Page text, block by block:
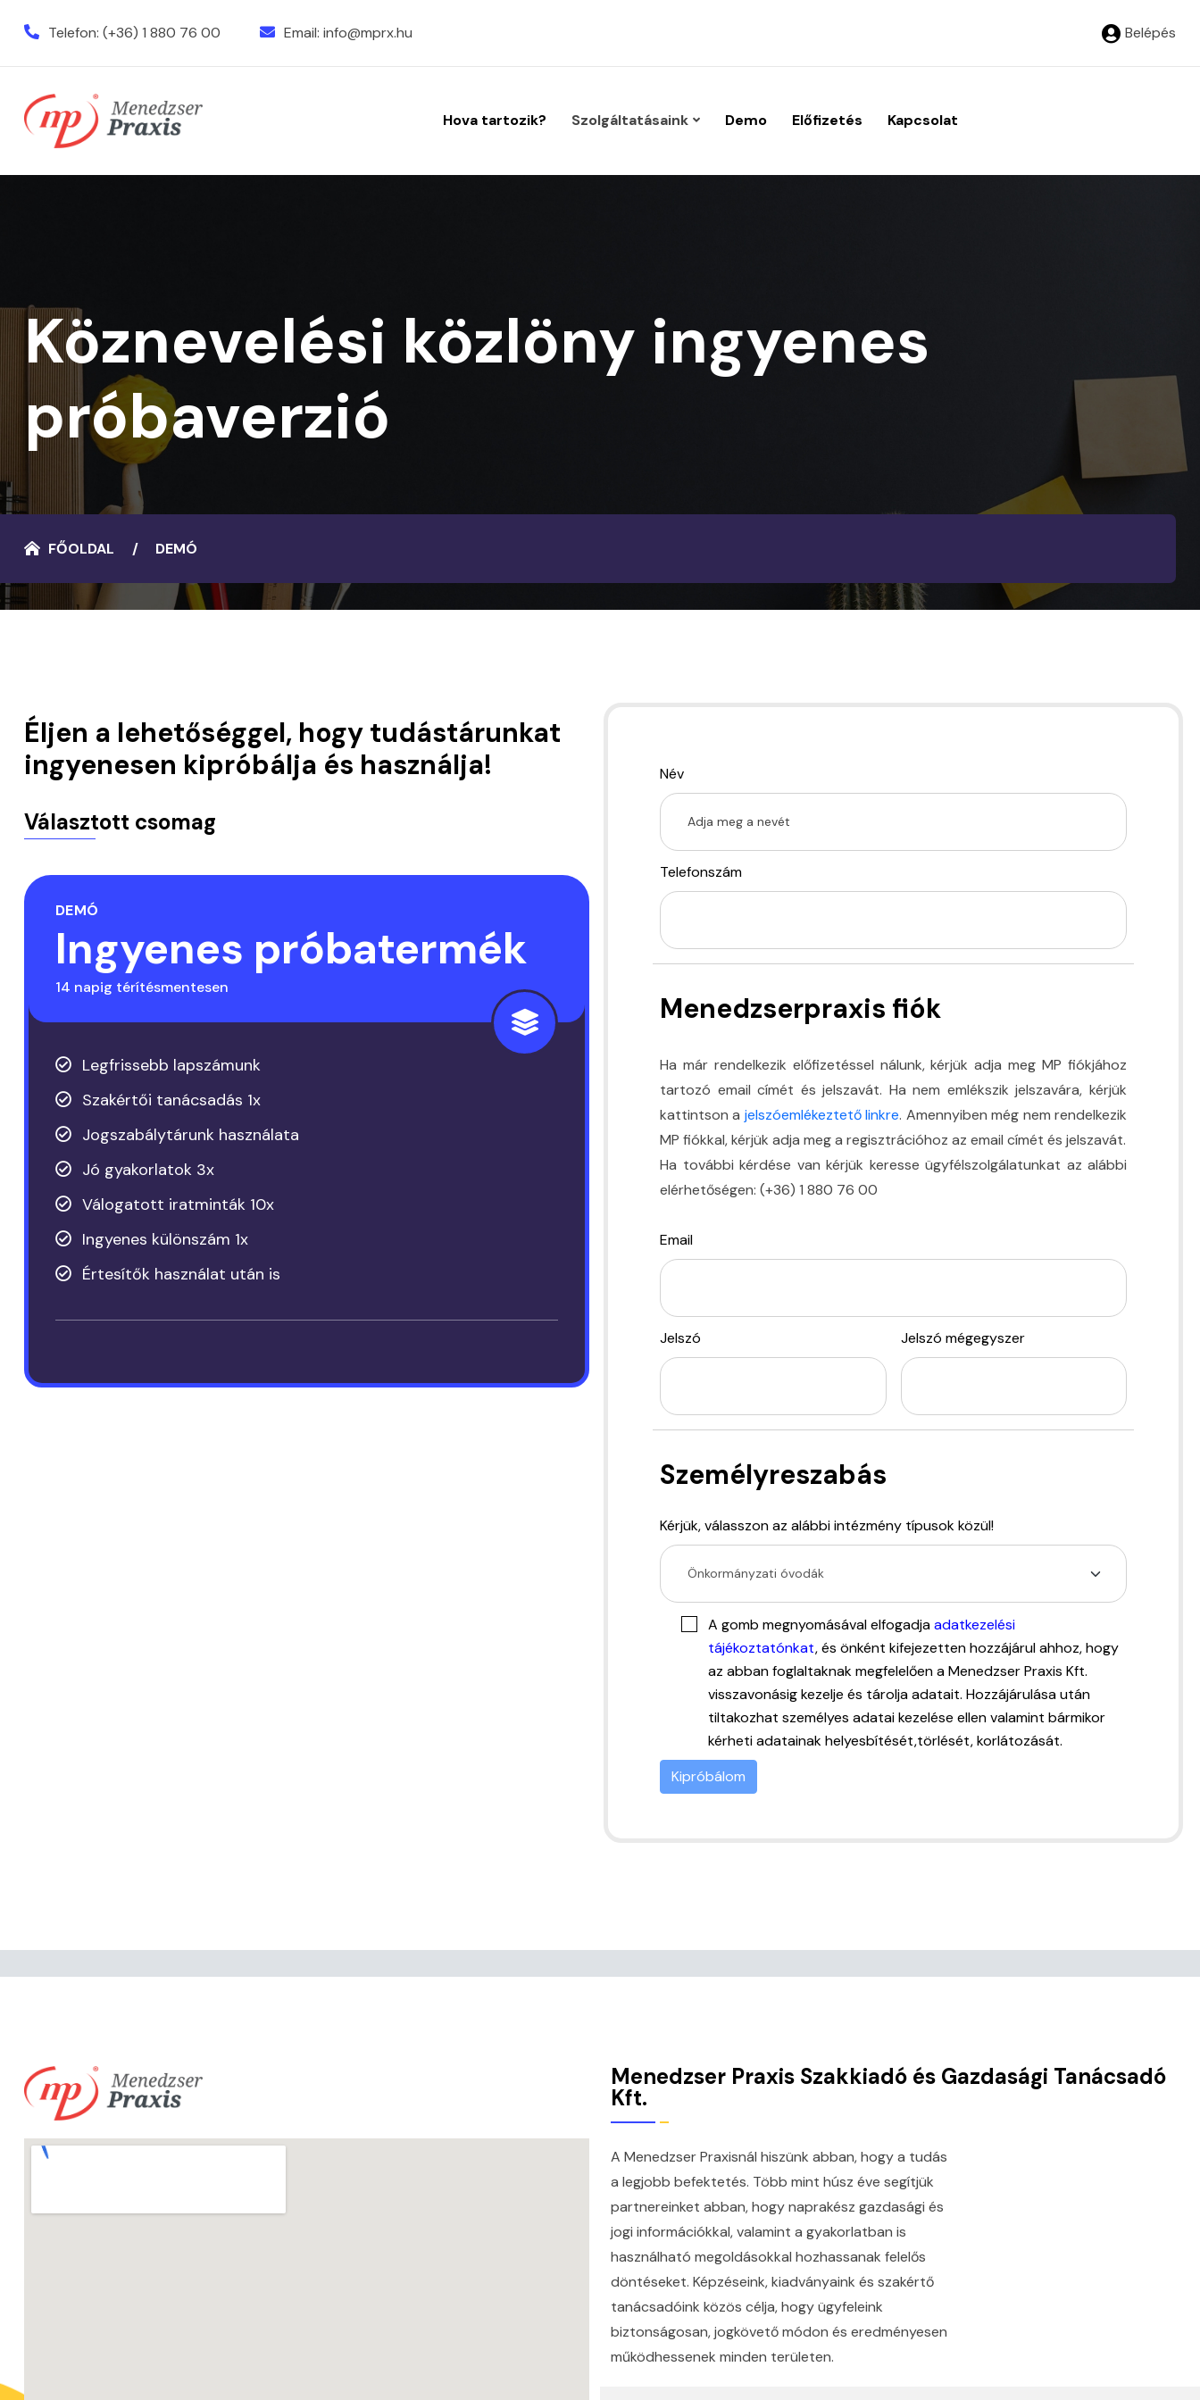
Telefon: (+36) 1 880 76 00 Email: info@mprx.hu Belépés
Hova tartozik? Szolgáltatásaink Demo Előfizetés Kapcsolat
Köznevelési közlöny ingyenes
próbaverzió
FŐOLDAL DEMÓ
Éljen a lehetőséggel, hogy tudástárunkat
ingyenesen kipróbálja és használja!
Választott csomag
DEMÓ
Ingyenes próbatermék
14 napig térítésmentesen
Legfrissebb lapszámunk
Szakértői tanácsadás 1x
Jogszabálytárunk használata
Jó gyakorlatok 3x
Válogatott iratminták 10x
Ingyenes különszám 1x
Értesítők használat után is
Név
Telefonszám
Menedzserpraxis fiók
Ha már rendelkezik előfizetéssel nálunk, kérjük adja meg MP fiókjához
tartozó email címét és jelszavát. Ha nem emlékszik jelszavára, kérjük
kattintson a jelszóemlékeztető linkre. Amennyiben még nem rendelkezik
MP fiókkal, kérjük adja meg a regisztrációhoz az email címét és jelszavát.
Ha további kérdése van kérjük keresse ügyfélszolgálatunkat az alábbi
elérhetőségen: (+36) 1 880 76 00
Email
Jelszó Jelszó mégegyszer
Személyreszabás
Kérjük, válasszon az alábbi intézmény típusok közül!
A gomb megnyomásával elfogadjaadatkezelési
tájékoztatónkat, és önként kifejezetten hozzájárul ahhoz, hogy
az abban foglaltaknak megfelelően a Menedzser Praxis Kft.
visszavonásig kezelje és tárolja adatait. Hozzájárulása után
tiltakozhat személyes adatai kezelése ellen valamint bármikor
kérheti adatainak helyesbítését,törlését, korlátozását.
Kipróbálom
Menedzser Praxis Szakkiadó és Gazdasági Tanácsadó
Kft.
A Menedzser Praxisnál hiszünk abban, hogy a tudás
a legjobb befektetés. Több mint húsz éve segítjük
partnereinket abban, hogy naprakész gazdasági és
jogi információkkal, valamint a gyakorlatban is
használható megoldásokkal hozhassanak felelős
döntéseket. Képzéseink, kiadványaink és szakértő
tanácsadóink közös célja, hogy ügyfeleink
biztonságosan, jogkövető módon és eredményesen
működhessenek minden területen.